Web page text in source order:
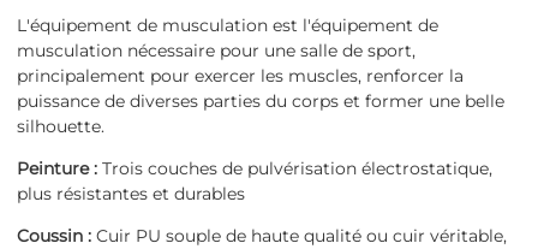
L'équipement de musculation est l'équipement de
musculation nécessaire pour une salle de sport,
principalement pour exercer les muscles, renforcer la
puissance de diverses parties du corps et former une belle
silhouette.
Peinture : Trois couches de pulvérisation électrostatique,
plus résistantes et durables
Coussin : Cuir PU souple de haute qualité ou cuir véritable,